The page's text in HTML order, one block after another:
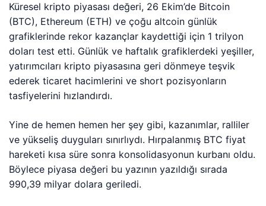
Küresel kripto piyasası değeri, 26 Ekim’de Bitcoin
(BTC), Ethereum (ETH) ve çoğu altcoin günlük
grafiklerinde rekor kazançlar kaydettiği için 1 trilyon
doları test etti. Günlük ve haftalık grafiklerdeki yeşiller,
yatırımcıları kripto piyasasına geri dönmeye teşvik
ederek ticaret hacimlerini ve short pozisyonların
tasfiyelerini hızlandırdı.
Yine de hemen hemen her şey gibi, kazanımlar, ralliler
ve yükseliş duyguları sınırlıydı. Hırpalanmış BTC fiyat
hareketi kısa süre sonra konsolidasyonun kurbanı oldu.
Böylece piyasa değeri bu yazının yazıldığı sırada
990,39 milyar dolara geriledi.